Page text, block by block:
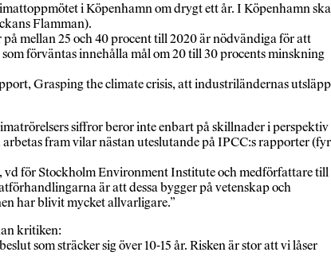
i Köpenhamn om drygt ett år. I Köpenhamn ska
Flamman).
mellan 25 och 40 procent till 2020 är nödvändiga för att
förväntas innehålla mål om 20 till 30 procents minskning
Grasping the climate crisis, att industriländernas utsläpp
siffror beror inte enbart på skillnader i perspektiv
fram vilar nästan uteslutande på IPCC:s rapporter
vd för Stockholm Environment Institute och medförfattare till
är att dessa bygger på vetenskap och
har blivit mycket allvarligare.”
kritiken:
som sträcker sig över 10-15 år. Risken är stor att vi låser